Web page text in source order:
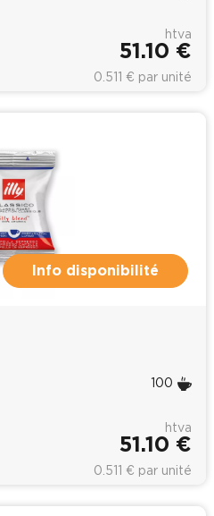
htva
51.10 €
0.511 € par unité
Info disponibilité
100
htva
51.10 €
0.511 € par unité